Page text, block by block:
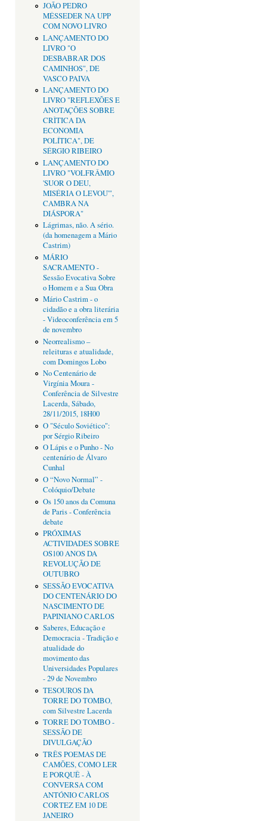
JOÃO PEDRO
MÉSSEDER NA UPP
COM NOVO LIVRO
LANÇAMENTO DO
LIVRO "O
DESBABRAR DOS
CAMINHOS", DE
VASCO PAIVA
LANÇAMENTO DO
LIVRO "REFLEXÕES E
ANOTAÇÕES SOBRE
CRÌTICA DA
ECONOMIA
POLÍTICA", DE
SÉRGIO RIBEIRO
LANÇAMENTO DO
LIVRO "VOLFRÂMIO
'SUOR O DEU,
MISÉRIA O LEVOU'",
CAMBRA NA
DIÁSPORA"
Lágrimas, não. A sério.
(da homenagem a Mário
Castrim)
MÁRIO
SACRAMENTO -
Sessão Evocativa Sobre
o Homem e a Sua Obra
Mário Castrim - o
cidadão e a obra literária
- Videoconferência em 5
de novembro
Neorrealismo –
releituras e atualidade,
com Domingos Lobo
No Centenário de
Virgínia Moura -
Conferência de Silvestre
Lacerda, Sábado,
28/11/2015, 18H00
O "Século Soviético":
por Sérgio Ribeiro
O Lápis e o Punho - No
centenário de Álvaro
Cunhal
O “Novo Normal” -
Colóquio/Debate
Os 150 anos da Comuna
de Paris - Conferência
debate
PRÓXIMAS
ACTIVIDADES SOBRE
OS100 ANOS DA
REVOLUÇÃO DE
OUTUBRO
SESSÃO EVOCATIVA
DO CENTENÁRIO DO
NASCIMENTO DE
PAPINIANO CARLOS
Saberes, Educação e
Democracia - Tradição e
atualidade do
movimento das
Universidades Populares
- 29 de Novembro
TESOUROS DA
TORRE DO TOMBO,
com Silvestre Lacerda
TORRE DO TOMBO -
SESSÃO DE
DIVULGAÇÃO
TRÊS POEMAS DE
CAMÕES, COMO LER
E PORQUÊ - À
CONVERSA COM
ANTÓNIO CARLOS
CORTEZ EM 10 DE
JANEIRO